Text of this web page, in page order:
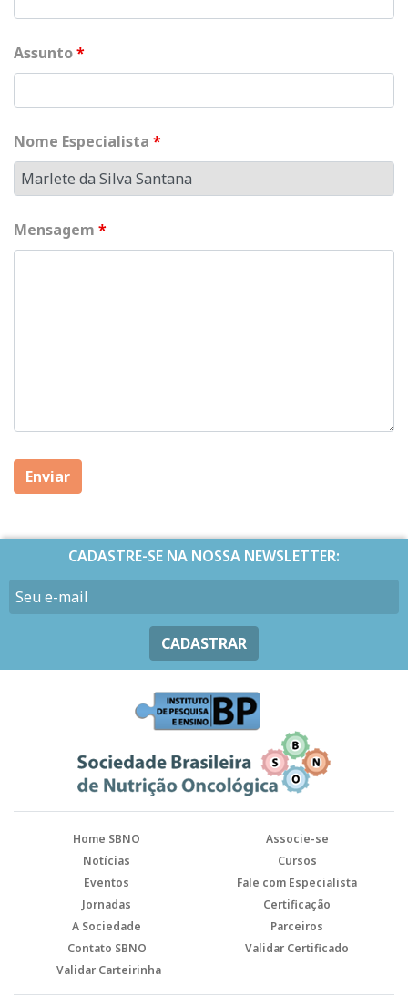
Assunto*
Nome Especialista *
Mensagem *
CADASTRE-SE NA NOSSA NEWSLETTER:
CADASTRAR
Home SBNO
Associe-se
Notícias
Cursos
Eventos
Fale com Especialista
Jornadas
Certificação
A Sociedade
Parceiros
Contato SBNO
Validar Certificado
Validar Carteirinha